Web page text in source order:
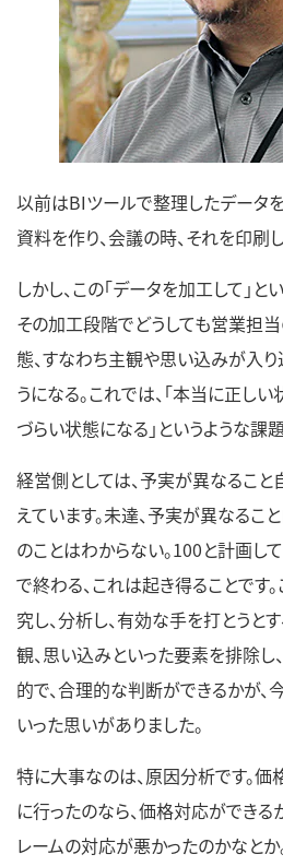
以前はBIツールで整理したデータ
資料を作り、会議の時、それを印刷
しかし、この「データを加工して」と
その加工段階でどうしても営業担
態、すなわち主観や思い込みが入
うになる。これでは、「本当に正し
づらい状態になる」というような課
経営側としては、予実が異なるこ
えています。未達、予実が異なるこ
のことはわからない。100と計画し
で終わる、これは起き得ることです
究し、分析し、有効な手を打とうと
観、思い込みといった要素を排除し
的で、合理的な判断ができるかが、
いった思いがありました。
特に大事なのは、原因分析です。価
に行ったのなら、価格対応ができる
レームの対応が悪かったのかなとか